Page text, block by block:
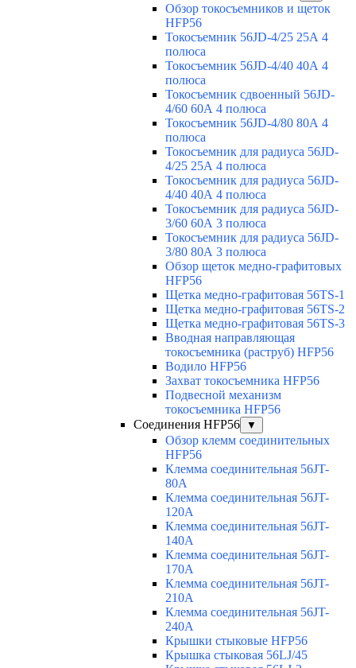
Обзор токосъемников и щеток
HFP56
Токосъемник 56JD-4/25 25А 4
полюса
Токосъемник 56JD-4/40 40А 4
полюса
Токосъемник сдвоенный 56JD-
4/60 60А 4 полюса
Токосъемник 56JD-4/80 80А 4
полюса
Токосъемник для радиуса 56JD-
4/25 25А 4 полюса
Токосъемник для радиуса 56JD-
4/40 40А 4 полюса
Токосъемник для радиуса 56JD-
3/60 60А 3 полюса
Токосъемник для радиуса 56JD-
3/80 80А 3 полюса
Обзор щеток медно-графитовых
HFP56
Щетка медно-графитовая 56TS-1
Щетка медно-графитовая 56TS-2
Щетка медно-графитовая 56TS-3
Вводная направляющая
токосъемника (раструб) HFP56
Водило HFP56
Захват токосъемника HFP56
Подвесной механизм
токосъемника HFP56
Соединения HFP56
▼
Обзор клемм соединительных
HFP56
Клемма соединительная 56JT-
80A
Клемма соединительная 56JT-
120A
Клемма соединительная 56JT-
140A
Клемма соединительная 56JT-
170A
Клемма соединительная 56JT-
210A
Клемма соединительная 56JT-
240A
Крышки стыковые HFP56
Крышка стыковая 56LJ/45